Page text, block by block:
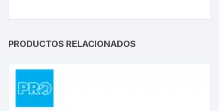
PRODUCTOS RELACIONADOS